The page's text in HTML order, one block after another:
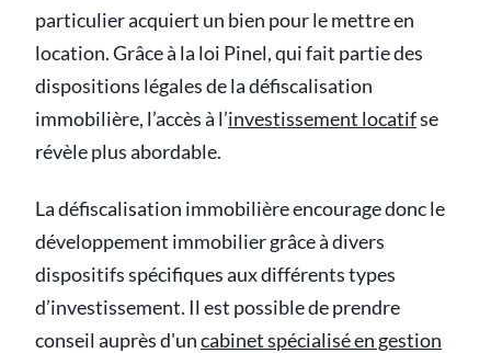
particulier acquiert un bien pour le mettre en
location. Grâce à la loi Pinel, qui fait partie des
dispositions légales de la défiscalisation
immobilière, l’accès à l’investissement locatifse
révèle plus abordable.
La défiscalisation immobilière encourage donc le
développement immobilier grâce à divers
dispositifs spécifiques aux différents types
d’investissement. Il est possible de prendre
conseil auprès d'uncabinet spécialisé en gestion